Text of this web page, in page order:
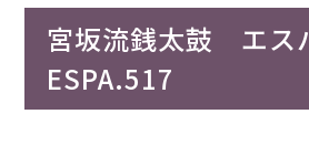
宮坂流銭太鼓 エス
ESPA.517